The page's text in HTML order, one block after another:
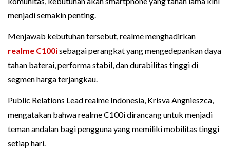
menjadi semakin penting.
Menjawab kebutuhan tersebut, realme menghadirkan
realme C100isebagai perangkat yang mengedepankan daya
tahan baterai, performa stabil, dan durabilitas tinggi di
segmen harga terjangkau.
Public Relations Lead realme Indonesia, Krisva Angnieszca,
mengatakan bahwa realme C100i dirancang untuk menjadi
teman andalan bagi pengguna yang memiliki mobilitas tinggi
setiap hari.